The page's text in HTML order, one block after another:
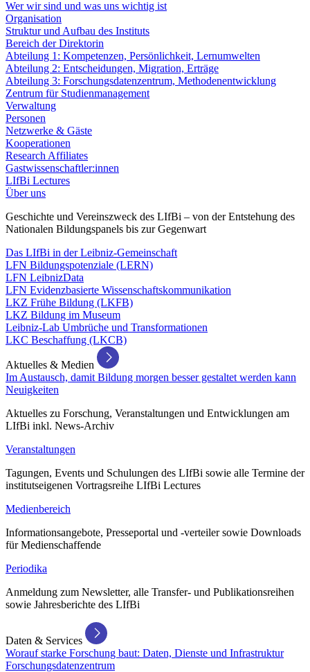
Wer wir sind und was uns wichtig ist
Organisation
Struktur und Aufbau des Instituts
Bereich der Direktorin
Abteilung 1: Kompetenzen, Persönlichkeit, Lernumwelten
Abteilung 2: Entscheidungen, Migration, Erträge
Abteilung 3: Forschungsdatenzentrum, Methodenentwicklung
Zentrum für Studienmanagement
Verwaltung
Personen
Netzwerke & Gäste
Kooperationen
Research Affiliates
Gastwissenschaftler:innen
LIfBi Lectures
Über uns
Geschichte und Vereinszweck des LIfBi – von der Entstehung des
Nationalen Bildungspanels bis zur Gegenwart
Das LIfBi in der Leibniz-Gemeinschaft
LFN Bildungspotenziale (LERN)
LFN LeibnizData
LFN Evidenzbasierte Wissenschaftskommunikation
LKZ Frühe Bildung (LKFB)
LKZ Bildung im Museum
Leibniz-Lab Umbrüche und Transformationen
LKC Beschaffung (LKCB)
Aktuelles & Medien
Im Austausch, damit Bildung morgen besser gestaltet werden kann
Neuigkeiten
Aktuelles zu Forschung, Veranstaltungen und Entwicklungen am
LIfBi inkl. News-Archiv
Veranstaltungen
Tagungen, Events und Schulungen des LIfBi sowie alle Termine der
institutseigenen Vortragsreihe LIfBi Lectures
Medienbereich
Informationsangebote, Presseportal und -verteiler sowie Downloads
für Medienschaffende
Periodika
Anmeldung zum Newsletter, alle Transfer- und Publikationsreihen
sowie Jahresberichte des LIfBi
Daten & Services
Worauf starke Forschung baut: Daten, Dienste und Infrastruktur
Forschungsdatenzentrum